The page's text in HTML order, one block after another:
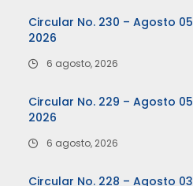
Circular No. 230 – Agosto
2026
6 agosto, 2026
Circular No. 229 – Agosto
2026
6 agosto, 2026
Circular No. 228 – Agosto